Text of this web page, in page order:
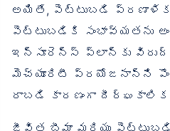
అయితే, పెట్టుబడి
పెట్టుబడికి సంభావ్యతను
ఇన్సూరెన్స్ ప్లాన్‌కు
మెచ్యూరిటీ ప్రయోజనాన్ని
రాబడి కారణంగా దీర్ఘకాలిక
జీవిత బీమా మరియు